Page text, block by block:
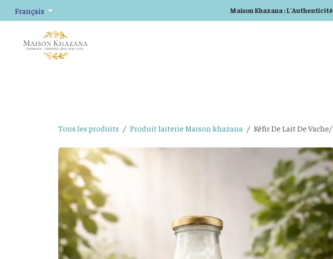
Français Maison Khazana :
Tous les produits Produit laiterie Maison khazana